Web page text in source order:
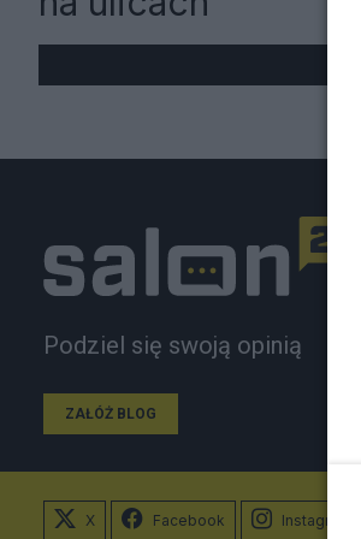
Podziel się swoją opinią
ZAŁÓŻ BLOG
X Facebook Instagram